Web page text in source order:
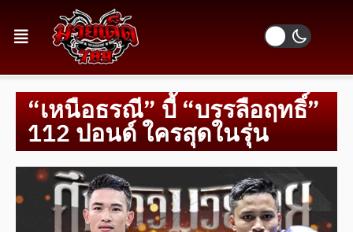
“เหนือธรณี” บี้ “บรรลือฤทธิ์”
112 ปอนด์ ใครสุดในรุ่น